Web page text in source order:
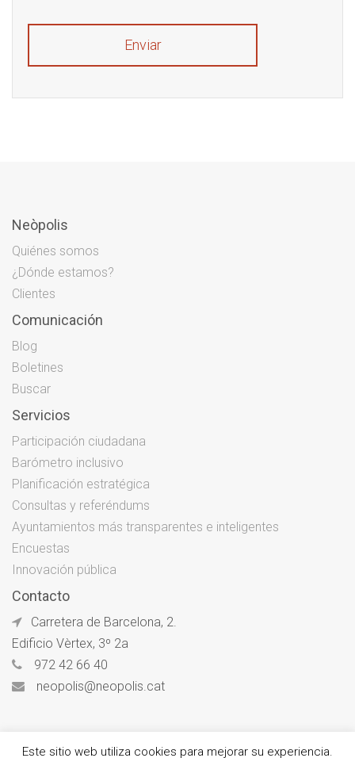
Neòpolis
Quiénes somos
¿Dónde estamos?
Clientes
Comunicación
Blog
Boletines
Buscar
Servicios
Participación ciudadana
Barómetro inclusivo
Planificación estratégica
Consultas y referéndums
Ayuntamientos más transparentes e inteligentes
Encuestas
Innovación pública
Contacto
Carretera de Barcelona, 2.
Edificio Vèrtex, 3º 2a
972 42 66 40
neopolis@neopolis.cat
Este sitio web utiliza cookies para mejorar su experiencia.